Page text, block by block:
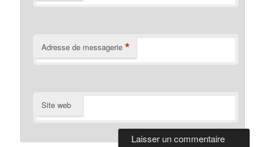
Adresse de messagerie *
Site web